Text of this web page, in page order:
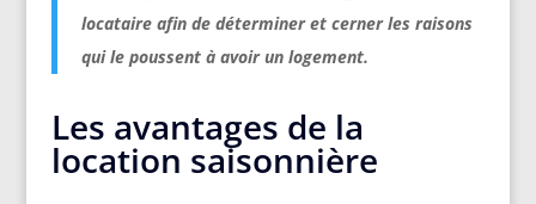
locataire afin de déterminer et cerner les raisons
qui le poussent à avoir un logement.
Les avantages de la
location saisonnière